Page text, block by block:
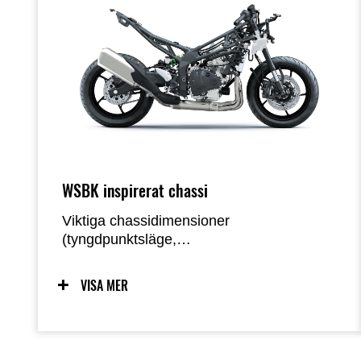
sport- och bankörning. *JPN-spec
homologerad siffra uppmätt under fasta
förhållanden. Specifikationer kan variera
beroende på marknad. Värdet kan
påverkas av omgivningen och gäller inte
nödvändigtvis för varje enhet.
WSBK inspirerat chassi
Viktiga chassidimensioner
(tyngdpunktsläge,
hjulvinkel, etc) inspirerades av Kawasakis
World Superbike Ninja ZX-10RR racer,
VISA MER